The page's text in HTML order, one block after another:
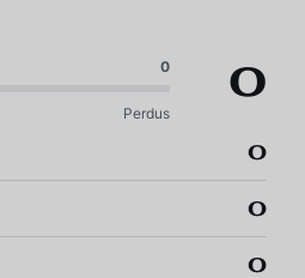
0
Perdus
0
0
0
0